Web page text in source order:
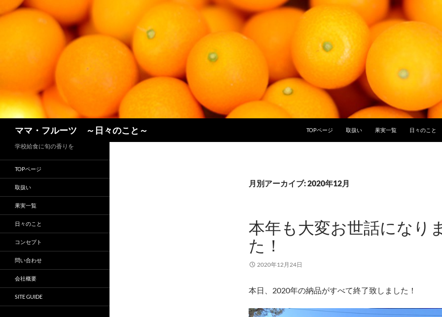
ン
ッ
プ
ママ・フルーツ ～日々のこと～ TOPページ 取扱い 果実一覧 日々のこと
月別アーカイブ: 2020年12月
本年も大変お世話になり
た！
2020年12月24日
本日、2020年の納品がすべて終了致しました！
学校給食に旬の香りを
TOPページ
取扱い
果実一覧
日々のこと
コンセプト
問い合わせ
会社概要
SITE GUIDE